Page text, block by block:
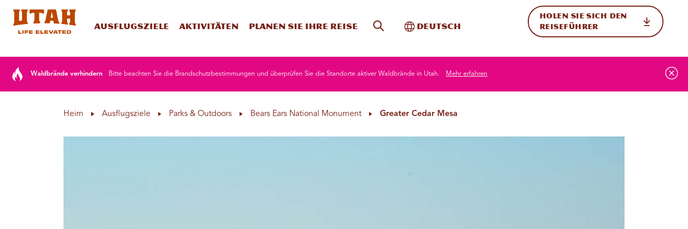
Ausflugsziele Aktivitäten Planen Sie Ihre Reise Website-Suche
Toggle International
Deutsch
HOLEN SIE SICH DEN
REISEFÜHRER
Waldbrände verhindern Bitte beachten Sie die Brandschutzbestimmungen und überprüfen Sie die Standorte aktiver Waldbrände in Utah. Mehr erfahren
Heim Ausflugsziele Parks & Outdoors Bears Ears National Monument Greater Cedar Mesa